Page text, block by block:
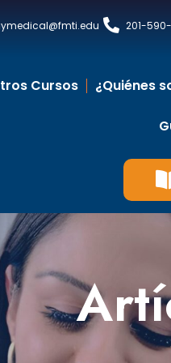
201-
Cursos ¿Quiénes